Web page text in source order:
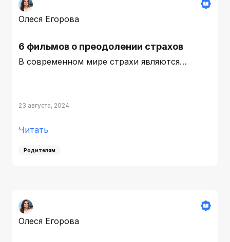
Олеся Егорова
6 фильмов о преодолении страхов
В современном мире страхи являются…
23 августа, 2024
Читать
Родителям
Олеся Егорова